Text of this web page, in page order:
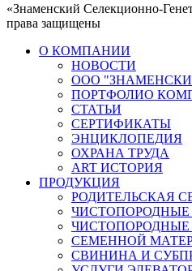
«Знаменский Селекционно-
права защищены
О КОМПАНИИ
НОВОСТИ
ООО
ПОРТФОЛИО
СТАТЬИ
СЕРТИФИКАТЫ
ЭНЦИКЛОПЕДИЯ
ОХРАНА ТРУДА
ART ИСТОРИЯ
ПРОДУКЦИЯ
РОДИТЕЛЬСКАЯ
ЧИСТОПОРОДНЫЕ
СЕМЕННОЙ
СВИНИНА И